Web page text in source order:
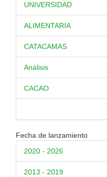
UNIVERSIDAD
ALIMENTARIA
CATACAMAS
Análisis
CACAO
Fecha de lanzamiento
2020 - 2026
2013 - 2019